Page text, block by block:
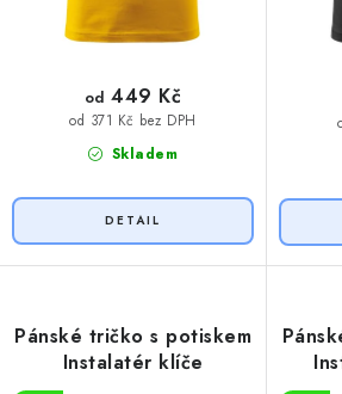
Skladem
od 371 Kč bez DPH
od 449 Kč
Pánské tričko s potiskem
Instalatér klíče